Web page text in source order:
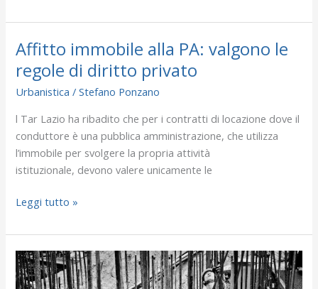
Affitto immobile alla PA: valgono le
regole di diritto privato
Urbanistica /Stefano Ponzano
l Tar Lazio ha ribadito che per i contratti di locazione dove il
conduttore è una pubblica amministrazione, che utilizza
l’immobile per svolgere la propria attività
istituzionale, devono valere unicamente le
Affitto
immobile
alla
PA:
valgono
le
regole
di
privato
Leggi tutto »
Immobili
da